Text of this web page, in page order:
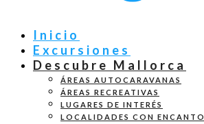
Inicio
Excursiones
Descubre Mallorca
ÁREAS AUTOCARAVANAS
ÁREAS RECREATIVAS
LUGARES DE INTERÉS
LOCALIDADES CON ENCANTO